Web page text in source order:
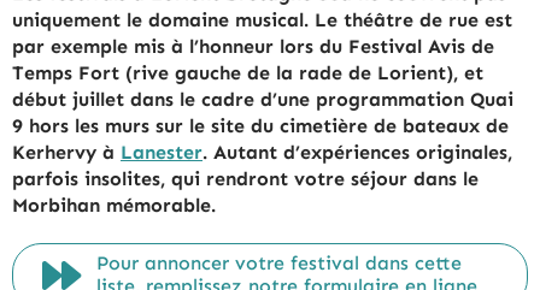
uniquement le domaine musical. Le théâtre de rue est
par exemple mis à l’honneur lors du Festival Avis de
Temps Fort (rive gauche de la rade de Lorient), et
début juillet dans le cadre d’une programmation Quai
9 hors les murs sur le site du cimetière de bateaux de
Kerhervy à Lanester. Autant d’expériences originales,
parfois insolites, qui rendront votre séjour dans le
Morbihan mémorable.
Pour annoncer votre festival dans cette